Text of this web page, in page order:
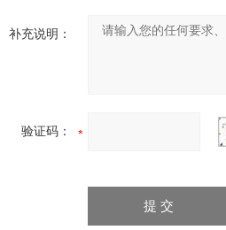
补充说明：
验证码：